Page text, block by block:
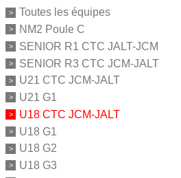
Toutes les équipes
NM2 Poule C
SENIOR R1 CTC JALT-JCM
SENIOR R3 CTC JCM-JALT
U21 CTC JCM-JALT
U21 G1
U18 CTC JCM-JALT
U18 G1
U18 G2
U18 G3